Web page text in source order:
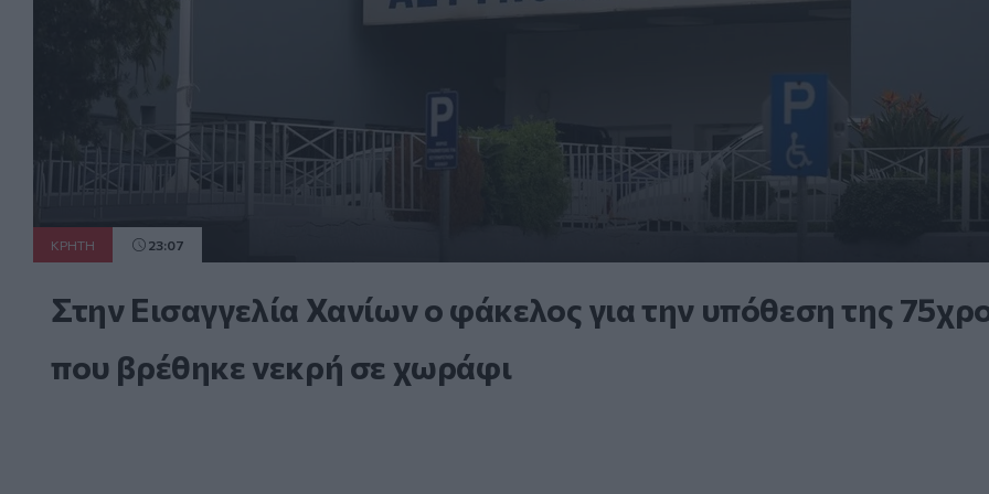
ΚΡΗΤΗ 23:07
Στην Εισαγγελία Χανίων ο φάκελος για την υπόθεση της
που βρέθηκε νεκρή σε χωράφι